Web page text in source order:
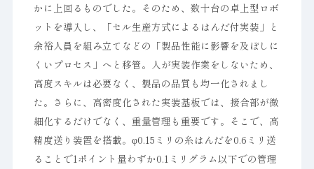
かに上回るものでした。そのため、数十台の卓上型ロボ
ットを導入し、「セル生産方式によるはんだ付実装」と
余裕人員を組み立てなどの「製品性能に影響を及ぼしに
くいプロセス」へと移管。人が実装作業をしないため、
高度スキルは必要なく、製品の品質も均一化されまし
た。さらに、高密度化された実装基板では、接合部が微
細化するだけでなく、重量管理も重要です。そこで、高
精度送り装置を搭載。φ0.15ミリの糸はんだを0.6ミリ送
ることで1ポイント量わずか0.1ミリグラム以下での管理